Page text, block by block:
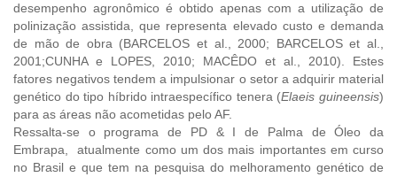
desempenho agronômico é obtido apenas com a utilização de
polinização assistida, que representa elevado custo e demanda
de mão de obra (BARCELOS et al., 2000; BARCELOS et al.,
2001;CUNHA e LOPES, 2010; MACÊDO et al., 2010). Estes
fatores negativos tendem a impulsionar o setor a adquirir material
genético do tipo híbrido intraespecífico tenera (Elaeis guineensis)
para as áreas não acometidas pelo AF.
Ressalta-se o programa de PD & I de Palma de Óleo da
Embrapa, atualmente como um dos mais importantes em curso
no Brasil e que tem na pesquisa do melhoramento genético de